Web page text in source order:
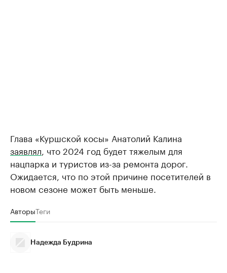
Глава «Куршской косы» Анатолий Калина
заявлял , что 2024 год будет тяжелым для
нацпарка и туристов из-за ремонта дорог.
Ожидается, что по этой причине посетителей в
новом сезоне может быть меньше.
АвторыТеги
Надежда Будрина